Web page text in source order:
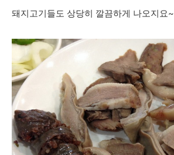
돼지고기들도 상당히 깔끔하게 나오지요~